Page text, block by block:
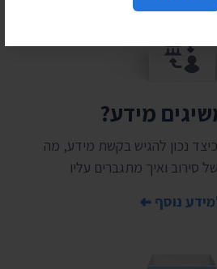
מידע?
נכון להגיש בקשת מידע, מה
סירוב ואיך מתגברים עליו
נוסף